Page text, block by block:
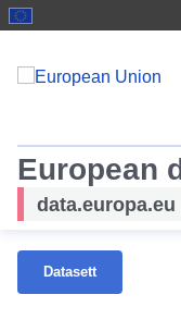
European
data.europa.eu
Datasett